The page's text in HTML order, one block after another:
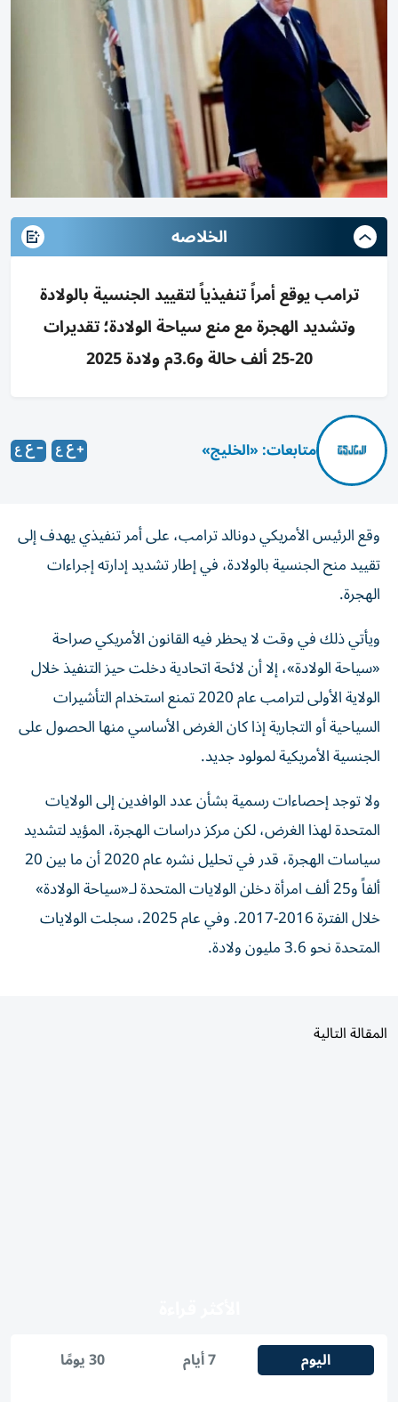
الخلاصه
ترامب يوقع أمراً تنفيذياً لتقييد الجنسية بالولادة
وتشديد الهجرة مع منع سياحة الولادة؛ تقديرات
20-25 ألف حالة و3.6م ولادة 2025
متابعات: «الخليج»
وقع الرئيس الأمريكي دونالد ترامب، على أمر تنفيذي يهدف إلى
تقييد منح الجنسية بالولادة، في إطار تشديد إدارته إجراءات
الهجرة.
ويأتي ذلك في وقت لا يحظر فيه القانون الأمريكي صراحة
«سياحة الولادة»، إلا أن لائحة اتحادية دخلت حيز التنفيذ خلال
الولاية الأولى لترامب عام 2020 تمنع استخدام التأشيرات
السياحية أو التجارية إذا كان الغرض الأساسي منها الحصول على
الجنسية الأمريكية لمولود جديد.
ولا توجد إحصاءات رسمية بشأن عدد الوافدين إلى الولايات
المتحدة لهذا الغرض، لكن مركز دراسات الهجرة، المؤيد لتشديد
سياسات الهجرة، قدر في تحليل نشره عام 2020 أن ما بين 20
ألفاً و25 ألف امرأة دخلن الولايات المتحدة لـ«سياحة الولادة»
خلال الفترة 2016-2017. وفي عام 2025، سجلت الولايات
المتحدة نحو 3.6 مليون ولادة.
المقالة التالية
اليوم 7 أيام 30 يومًا